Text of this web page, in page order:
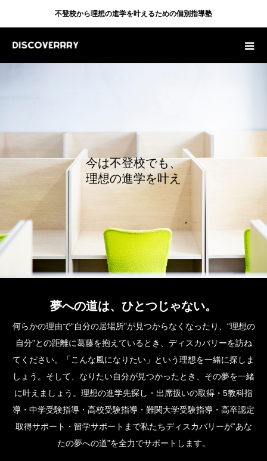
不登校から理想の進学を叶えるための個別指導塾
今は不登校でも、
理
進学を叶えるため の
夢への道は、ひとつじゃない。
何らかの理由で“自分の居場所”が見つからなくなったり、“理想の
自分”との距離に葛藤を抱えているとき、ディスカバリーを訪ね
てください。「こんな風になりたい」という理想を一緒に探しま
しょう。そして、なりたい自分が見つかったとき、その夢を一緒
に叶えましょう。理想の進学先探し・出席扱いの取得・5教科指
導・中学受験指導・高校受験指導・難関大学受験指導・高卒認定
取得サポート・留学サポートまで私たちディスカバリーが“あな
たの夢への道”を全力でサポートします。